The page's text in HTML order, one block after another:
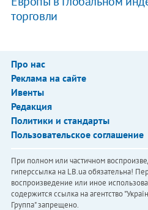
торговли
Про нас
Реклама на сайте
Ивенты
Редакция
Политики и стандарты
Пользовательское соглашение
При полном или частичном
гиперссылка на LB.ua обязательна!
воспроизведение или иное
содержится ссылка на агентство
Группа" запрещено.